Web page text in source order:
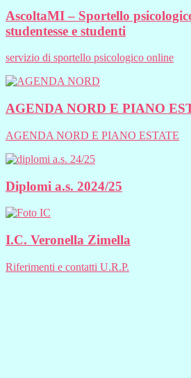
AscoltaMI – Sportello
studentesse e studenti
servizio di sportello psicologico online
AGENDA NORD E PIANO
AGENDA NORD E PIANO ESTATE
Diplomi a.s. 2024/25
I.C. Veronella Zimella
Riferimenti e contatti U.R.P.